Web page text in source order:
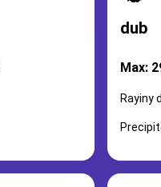
dub
Max:
Rayiny